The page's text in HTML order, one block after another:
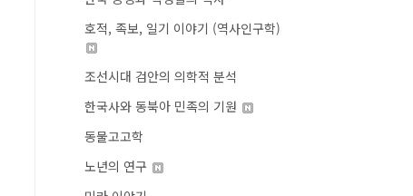
호적, 족보, 일기 이야기 (역사인구학)
조선시대 검안의 의학적 분석
한국사와 동북아 민족의 기원
동물고고학
노년의 연구